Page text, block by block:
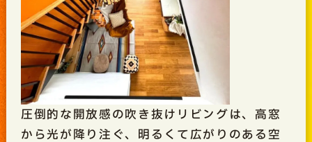
圧倒的な開放感の吹き抜けリビングは、高窓
から光が降り注ぐ、明るくて広がりのある空